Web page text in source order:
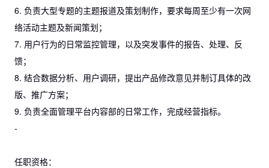
6. 负责大型专题的主题报道及策划制作，要求每周至少有一次网
络活动主题及新闻策划；
7. 用户行为的日常监控管理，以及突发事件的报告、处理、反
馈；
8. 结合数据分析、用户调研，提出产品修改意见并制订具体的改
版、推广方案；
9. 负责全面管理平台内容部的日常工作，完成经营指标。
-
任职资格：